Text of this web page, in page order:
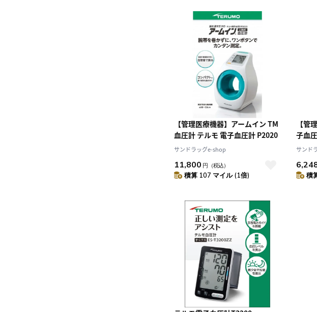
【管理医療機器】アームイン TM
血圧計 テルモ 電子血圧計 P2020
サンドラッグe-shop
11,800 円 （税込）
積算 107 マイル (1倍)
【管
子血
サンド
積